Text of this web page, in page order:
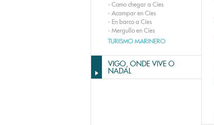
- Como chegar a Cíes
- Acampar en Cíes
- En barco a Cíes
- Mergullo en Cíes
TURISMO MARINERO
VIGO, ONDE VIVE O
NADAL